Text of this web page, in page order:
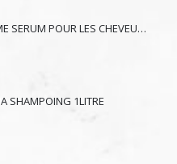
DESIGNME GLOSS ME SERUM POUR LES CHEVEUX 80ML
SHAMPOING 1LITRE